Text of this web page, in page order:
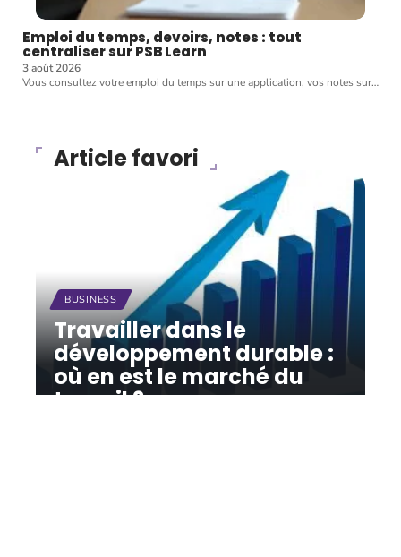
Emploi du temps, devoirs, notes : tout
centraliser sur PSB Learn
3 août 2026
Vous consultez votre emploi du temps sur une application, vos notes sur…
Article favori
BUSINESS
Travailler dans le
développement durable :
où en est le marché du
travail ?